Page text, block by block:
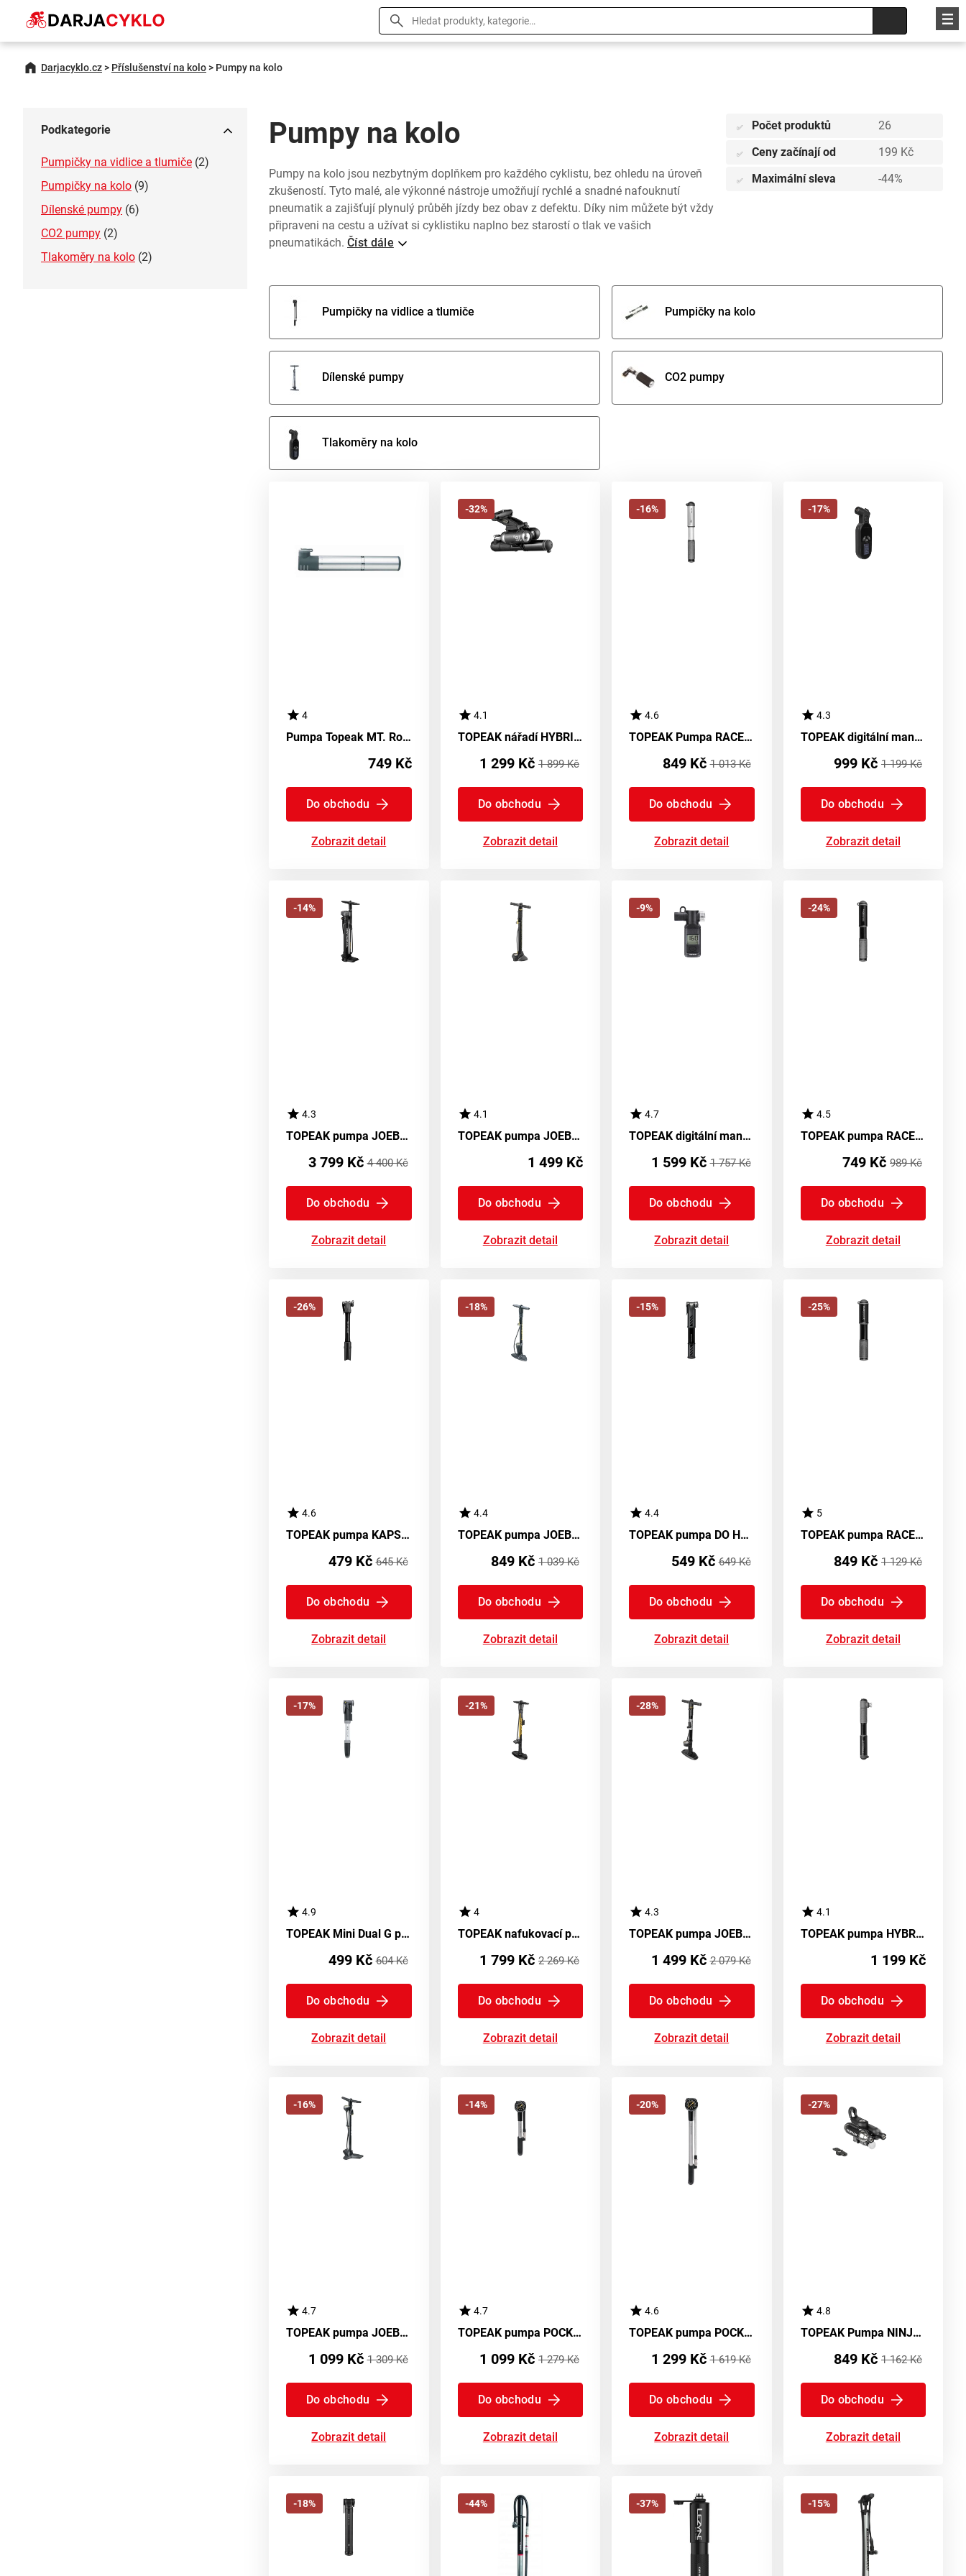
Darjacyklo.cz> Příslušenství na kolo> Pumpy na kolo
Podkategorie
Pumpičky na vidlice a tlumiče (2)
Pumpičky na kolo (9)
Dílenské pumpy (6)
CO2 pumpy (2)
Tlakoměry na kolo (2)
Pumpy na kolo
Pumpy na kolo jsou nezbytným doplňkem pro každého cyklistu, bez ohledu na úroveň
zkušeností. Tyto malé, ale výkonné nástroje umožňují rychlé a snadné nafouknutí
pneumatik a zajišťují plynulý průběh jízdy bez obav z defektu. Díky nim můžete být vždy
připraveni na cestu a užívat si cyklistiku naplno bez starostí o tlak ve vašich
pneumatikách. Číst dále
✅ Počet produktů 26
✅ Ceny začínají od 199 Kč
✅ Maximální sleva -44%
Pumpičky na vidlice a tlumiče Pumpičky na kolo
Dílenské pumpy CO2 pumpy
Tlakoměry na kolo
4
Pumpa Topeak MT. Rocket Al s držákem
749 Kč
Do obchodu
Zobrazit detail
-32%
4.1
TOPEAK nářadí HYBRIDMASTER MINI
1 299 Kč 1 899 Kč
Do obchodu
Zobrazit detail
-16%
4.6
TOPEAK Pumpa RACEROCKET HP Stříbrná
849 Kč 1 013 Kč
Do obchodu
Zobrazit detail
-17%
4.3
TOPEAK digitální manometr SMARTGAUGE D2X
999 Kč 1 199 Kč
Do obchodu
Zobrazit detail
-14%
4.3
TOPEAK pumpa JOEBLOW BOOSTER
3 799 Kč 4 400 Kč
Do obchodu
Zobrazit detail
4.1
TOPEAK pumpa JOEBLOW MOUNTAIN
1 499 Kč
Do obchodu
Zobrazit detail
-9%
4.7
TOPEAK digitální manometr SHUTTLE GAUGE DIGITAL
1 599 Kč 1 757 Kč
Do obchodu
Zobrazit detail
-24%
4.5
TOPEAK pumpa RACEROCKET černá
749 Kč 989 Kč
Do obchodu
Zobrazit detail
-26%
4.6
TOPEAK pumpa KAPSA RAKETA černá
479 Kč 645 Kč
Do obchodu
Zobrazit detail
-18%
4.4
TOPEAK pumpa JOEBLOW MAX HP černá
849 Kč 1 039 Kč
Do obchodu
Zobrazit detail
-15%
4.4
TOPEAK pumpa DO HOR MOUNTAIN DA
549 Kč 649 Kč
Do obchodu
Zobrazit detail
-25%
5
TOPEAK pumpa RACEROCKET MT černá
849 Kč 1 129 Kč
Do obchodu
Zobrazit detail
-17%
4.9
TOPEAK Mini Dual G pumpa
499 Kč 604 Kč
Do obchodu
Zobrazit detail
-21%
4
TOPEAK nafukovací pumpa JOEBLOW SPORT DIGITAL
1 799 Kč 2 269 Kč
Do obchodu
Zobrazit detail
-28%
4.3
TOPEAK pumpa JOEBLOW MOUNTAIN X
1 499 Kč 2 079 Kč
Do obchodu
Zobrazit detail
4.1
TOPEAK pumpa HYBRIDROCKET HP černá
1 199 Kč
Do obchodu
Zobrazit detail
-16%
4.7
TOPEAK pumpa JOEBLOW RACE černá
1 099 Kč 1 309 Kč
Do obchodu
Zobrazit detail
-14%
4.7
TOPEAK pumpa POCKETSHOCK DXG pro tlumič
1 099 Kč 1 279 Kč
Do obchodu
Zobrazit detail
-20%
4.6
TOPEAK pumpa POCKETSHOCK DXG XL nerez hadička na tlumič
1 299 Kč 1 619 Kč
Do obchodu
Zobrazit detail
-27%
4.8
TOPEAK Pumpa NINJA MASTER+ CO2 FUELPACK
849 Kč 1 162 Kč
Do obchodu
Zobrazit detail
-18% -44% -37% -15%